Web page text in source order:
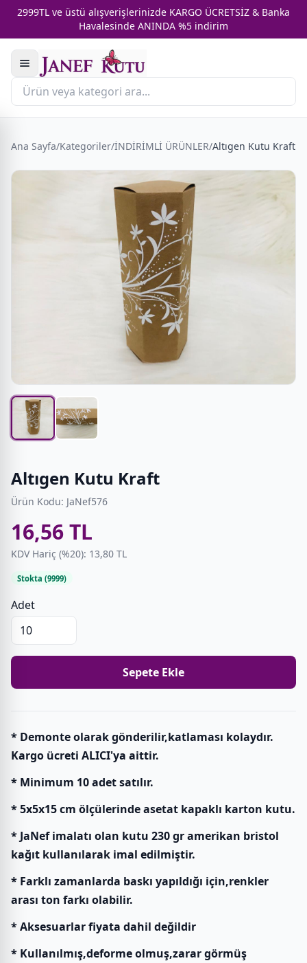
2999TL ve üstü alışverişlerinizde KARGO ÜCRETSİZ & Banka
Havalesinde ANINDA %5 indirim
Ana Sayfa/Kategoriler/İNDİRİMLİ ÜRÜNLER/Altıgen Kutu Kraft
Altıgen Kutu Kraft
Ürün Kodu: JaNef576
16,56 TL
KDV Hariç (%20): 13,80 TL
Stokta (9999)
Adet
Sepete Ekle
* Demonte olarak gönderilir,katlaması kolaydır.
Kargo ücreti ALICI'ya aittir.
* Minimum 10 adet satılır.
* 5x5x15 cm ölçülerinde asetat kapaklı karton kutu.
* JaNef imalatı olan kutu 230 gr amerikan bristol
kağıt kullanılarak imal edilmiştir.
* Farklı zamanlarda baskı yapıldığı için,renkler
arası ton farkı olabilir.
* Aksesuarlar fiyata dahil değildir
* Kullanılmış,deforme olmuş,zarar görmüş